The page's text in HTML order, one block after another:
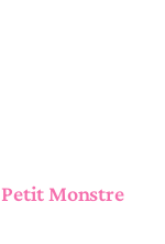
Monstre